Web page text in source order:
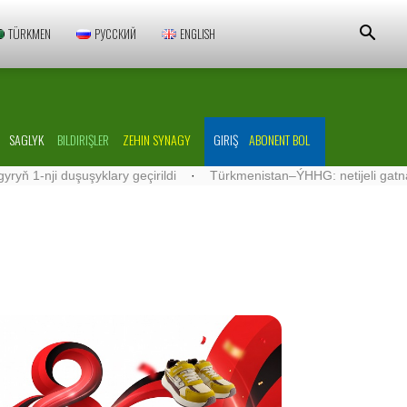
TÜRKMEN РУССКИЙ ENGLISH
SAGLYK BILDIRIŞLER ZEHIN SYNAGY GIRIŞ ABONENT BOL
nji duşuşyklary geçirildi · Türkmenistan–ÝHHG: netijeli